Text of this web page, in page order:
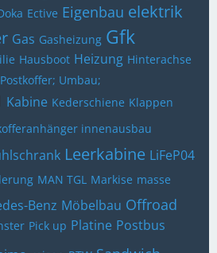
Ective Eigenbau elektrik
Gas Gasheizung Gfk
Hausboot Heizung Hinterachse
Umbau;
Kabine Kederschiene Klappen
innenausbau
Leerkabine LiFeP04
MAN TGL Markise masse
Benz Möbelbau Offroad
Pick up Platine Postbus